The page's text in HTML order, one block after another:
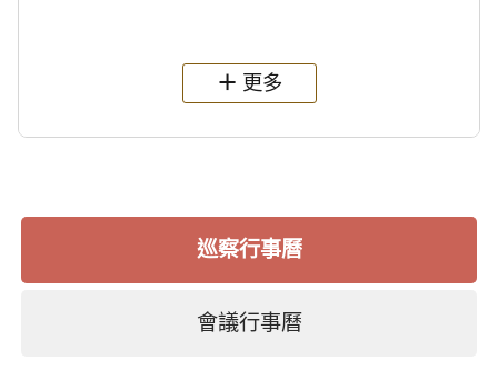
過世後，總統府於89年間函請其家屬
繼續留住
更多
巡察行事曆
會議行事曆